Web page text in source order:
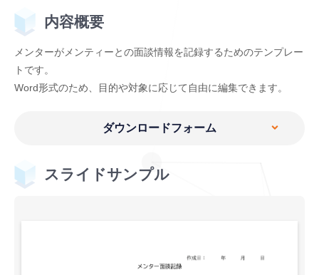
内容概要
メンターがメンティーとの面談情報を記録するためのテンプレー
トです。
Word形式のため、目的や対象に応じて自由に編集できます。
ダウンロードフォーム
スライドサンプル